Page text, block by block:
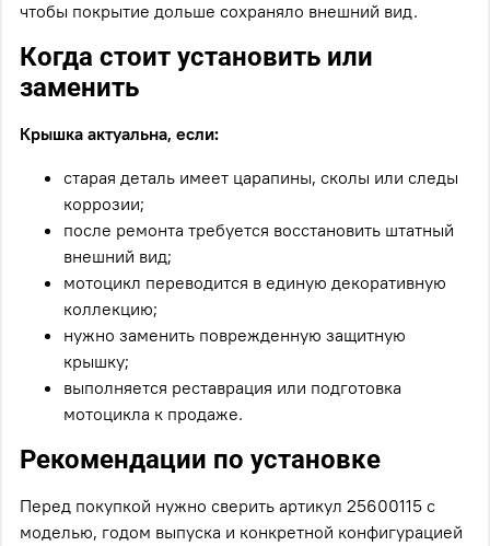
чтобы покрытие дольше сохраняло внешний вид.
Когда стоит установить или
заменить
Крышка актуальна, если:
старая деталь имеет царапины, сколы или следы
коррозии;
после ремонта требуется восстановить штатный
внешний вид;
мотоцикл переводится в единую декоративную
коллекцию;
нужно заменить поврежденную защитную
крышку;
выполняется реставрация или подготовка
мотоцикла к продаже.
Рекомендации по установке
Перед покупкой нужно сверить артикул 25600115 с
моделью, годом выпуска и конкретной конфигурацией